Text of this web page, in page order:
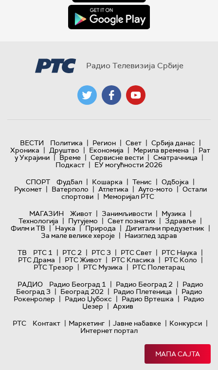
Радио Телевизија Србије
ВЕСТИ Политика | Регион | Свет | Србија данас |
Хроника | Друштво | Економија | Мерила времена | Рат
у Украјини | Време | Сервисне вести | Сматрачница |
Подкаст | ЕУ могућности 2026
СПОРТ
Фудбал | Кошарка | Тенис | Одбојка |
Рукомет | Ватерполо | Атлетика | Ауто-мото | Остали
спортови | Меморијал РТС
МАГАЗИН
Живот | Занимљивости | Музика |
Технологијa | Путујемо | Свет познатих | Здравље |
Филм и ТВ | Наука | Природа | Дигитални предузетник |
За мале велике хероје | Наизглед здрав
ТВ
РТС 1 | РТС 2 | РТС 3 | РТС Свет | РТС Наука |
РТС Драма | РТС Живот | РТС Класика | РТС Коло |
РТС Трезор | РТС Музика | РТС Полетарац
РАДИО
Радио Београд 1 | Радио Београд 2 | Радио
Београд 3 | Београд 202 | Радио Плетеница | Радио
Рокенролер | Радио Џубокс | Радио Вртешка | Радио
Џезер | Архив
РТС
Контакт | Маркетинг | Јавне набавке | Конкурси |
Интернет портал
МАПА САЈТА